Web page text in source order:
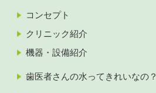
コンセプト
クリニック紹介
機器・設備紹介
歯医者さんの水ってきれいなの？